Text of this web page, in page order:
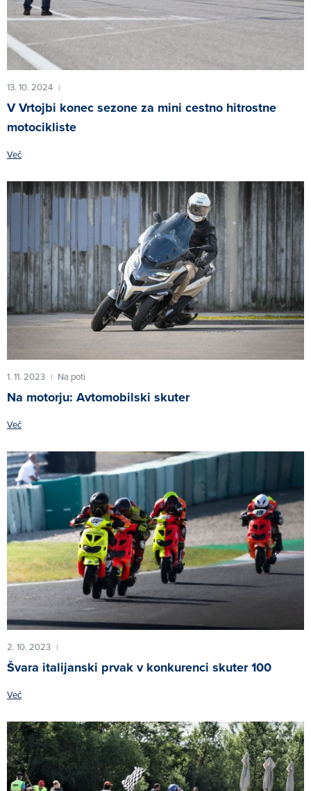
13. 10. 2024 |
V Vrtojbi konec sezone za mini cestno hitrostne
motocikliste
Več
1. 11. 2023 | Na poti
Na motorju: Avtomobilski skuter
Več
2. 10. 2023 |
Švara italijanski prvak v konkurenci skuter 100
Več